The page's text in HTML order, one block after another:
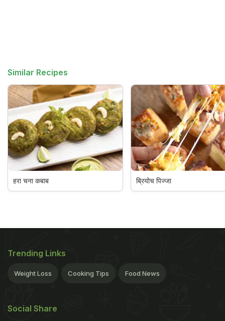
Similar Recipes
हरा चना कबाब ब्रियोच पिज्जा
Trending Links
Weight Loss Cooking Tips Food News
Social Share